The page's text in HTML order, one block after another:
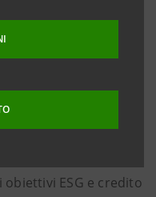
PNRR.
contributi a fondo
“Innovazione e
e l’adesione ai
ESG e credito